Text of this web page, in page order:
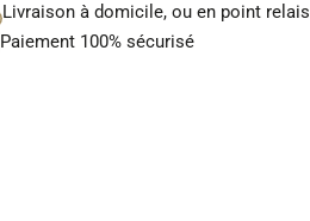
Livraison à domicile, ou en point relais
Paiement 100% sécurisé